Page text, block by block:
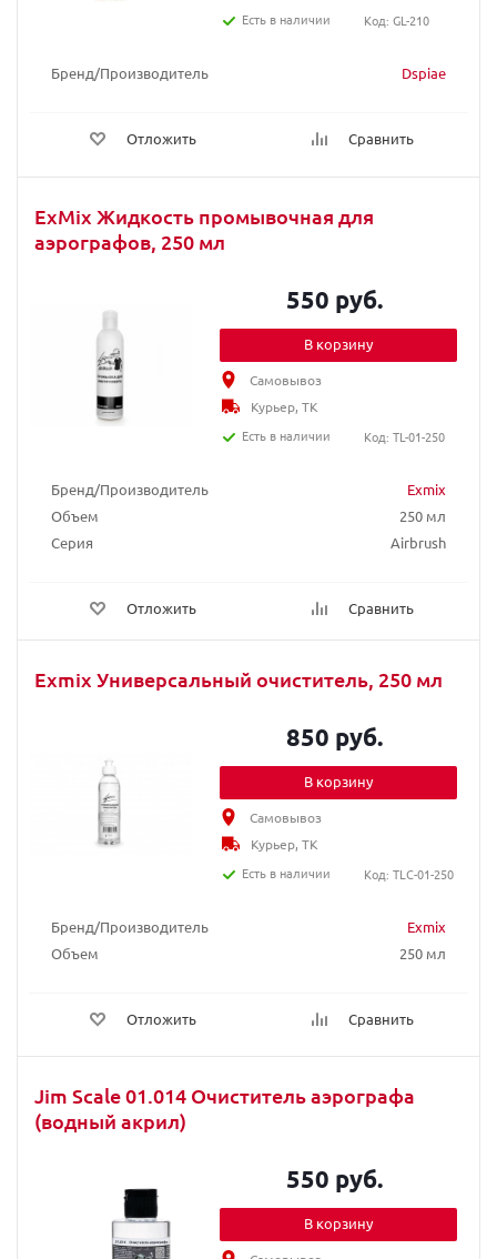
Бренд/Производитель Dspiae
Отложить Сравнить
Есть в наличии
Код: GL-210
ExMix Жидкость промывочная для
аэрографов, 250 мл
Бренд/Производитель
Exmix
Объем
250 мл
Серия
Airbrush
Отложить Сравнить
550 руб.
В корзину
Самовывоз
Курьер, ТК
Есть в наличии
Код: TL-01-250
Exmix Универсальный очиститель, 250 мл
Бренд/Производитель
Exmix
Объем
250 мл
Отложить Сравнить
850 руб.
В корзину
Самовывоз
Курьер, ТК
Есть в наличии
Код: TLC-01-250
Jim Scale 01.014 Очиститель аэрографа
(водный акрил)
550 руб.
В корзину